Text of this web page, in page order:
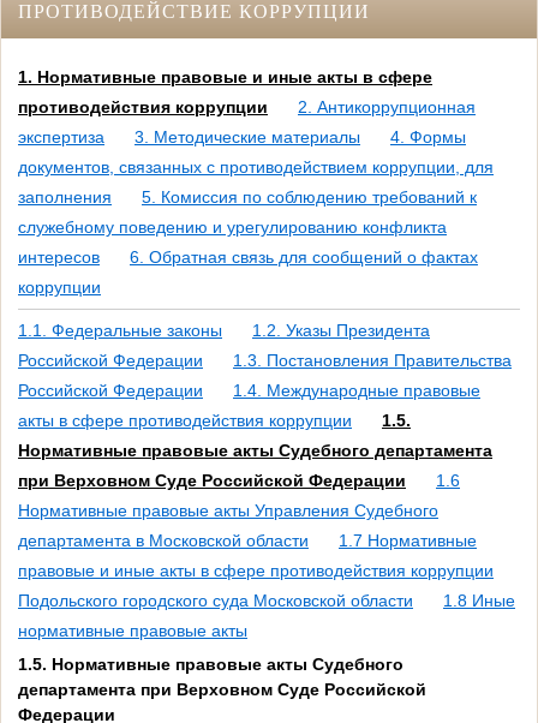
ПРОТИВОДЕЙСТВИЕ КОРРУПЦИИ
1. Нормативные правовые и иные акты в сфере
противодействия коррупции
2. Антикоррупционная
экспертиза
3. Методические материалы
4. Формы
документов, связанных с противодействием коррупции, для
заполнения
5. Комиссия по соблюдению требований к
служебному поведению и урегулированию конфликта
интересов
6. Обратная связь для сообщений о фактах
коррупции
1.1. Федеральные законы
1.2. Указы Президента
Российской Федерации
1.3. Постановления Правительства
Российской Федерации
1.4. Международные правовые
акты в сфере противодействия коррупции
1.5.
Нормативные правовые акты Судебного департамента
при Верховном Суде Российской Федерации
1.6
Нормативные правовые акты Управления Судебного
департамента в Московской области
1.7 Нормативные
правовые и иные акты в сфере противодействия коррупции
Подольского городского суда Московской области
1.8 Иные
нормативные правовые акты
1.5. Нормативные правовые акты Судебного
департамента при Верховном Суде Российской
Федерации